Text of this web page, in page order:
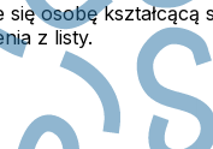
się osobę
z listy.